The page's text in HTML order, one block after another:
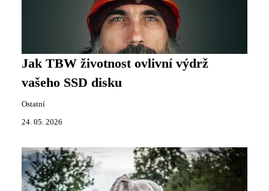
Jak TBW životnost ovlivní výdrž
vašeho SSD disku
Ostatní
24. 05. 2026